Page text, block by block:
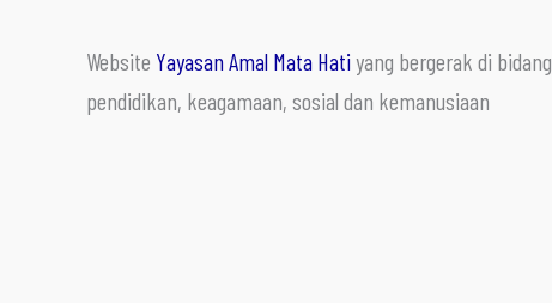
Website Yayasan Amal Mata Hatiyang bergerak di bidang
pendidikan, keagamaan, sosial dan kemanusiaan